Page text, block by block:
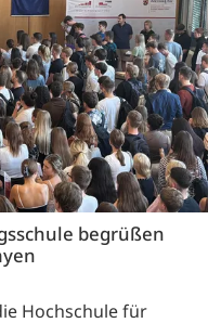
begrüßen
Hochschule für